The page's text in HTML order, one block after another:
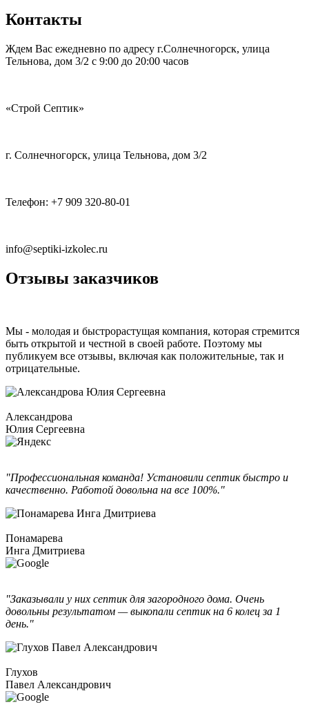
Контакты
Ждем Вас ежедневно по адресу г.Солнечногорск, улица
Тельнова, дом 3/2 с 9:00 до 20:00 часов
«Строй Септик»
г. Солнечногорск, улица Тельнова, дом 3/2
Телефон: +7 909 320-80-01
info@septiki-izkolec.ru
Отзывы заказчиков
Мы - молодая и быстрорастущая компания, которая стремится
быть открытой и честной в своей работе. Поэтому мы
публикуем все отзывы, включая как положительные, так и
отрицательные.
Александрова
Юлия Сергеевна
"Профессиональная команда! Установили септик быстро и
качественно. Работой довольна на все 100%."
Понамарева
Инга Дмитриева
"Заказывали у них септик для загородного дома. Очень
довольны результатом — выкопали септик на 6 колец за 1
день."
Глухов
Павел Александрович